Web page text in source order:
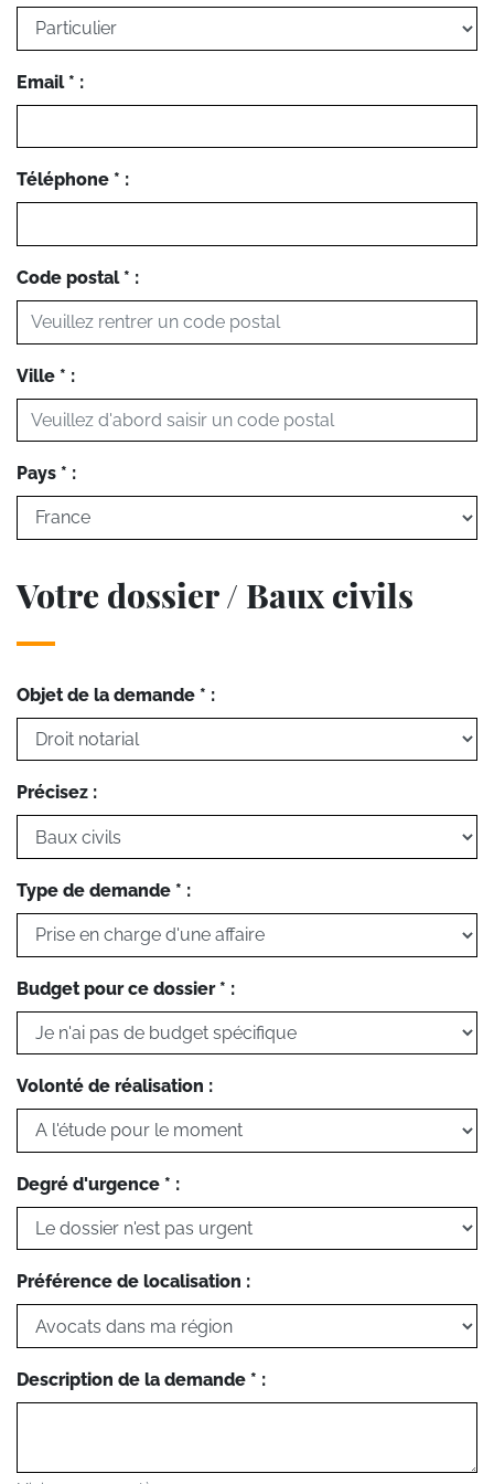
Email * :
Téléphone * :
Code postal * :
Ville * :
Pays * :
Votre dossier / Baux civils
Objet de la demande * :
Précisez :
Type de demande * :
Budget pour ce dossier * :
Volonté de réalisation :
Degré d'urgence * :
Préférence de localisation :
Description de la demande * :